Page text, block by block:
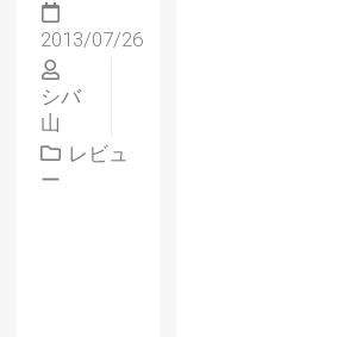
2013/07/26
シバ
山
レビュ
ー